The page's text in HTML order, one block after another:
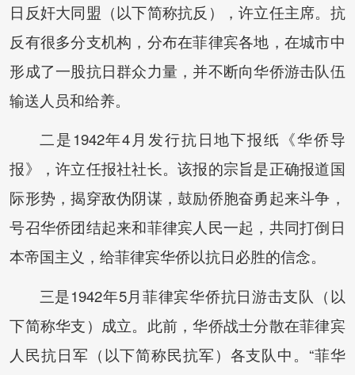
日反奸大同盟（以下简称抗反），许立任主席。抗
反有很多分支机构，分布在菲律宾各地，在城市中
形成了一股抗日群众力量，并不断向华侨游击队伍
输送人员和给养。
二是1942年4月发行抗日地下报纸《华侨导
报》，许立任报社社长。该报的宗旨是正确报道国
际形势，揭穿敌伪阴谋，鼓励侨胞奋勇起来斗争，
号召华侨团结起来和菲律宾人民一起，共同打倒日
本帝国主义，给菲律宾华侨以抗日必胜的信念。
三是1942年5月菲律宾华侨抗日游击支队（以
下简称华支）成立。此前，华侨战士分散在菲律宾
人民抗日军（以下简称民抗军）各支队中。“菲华